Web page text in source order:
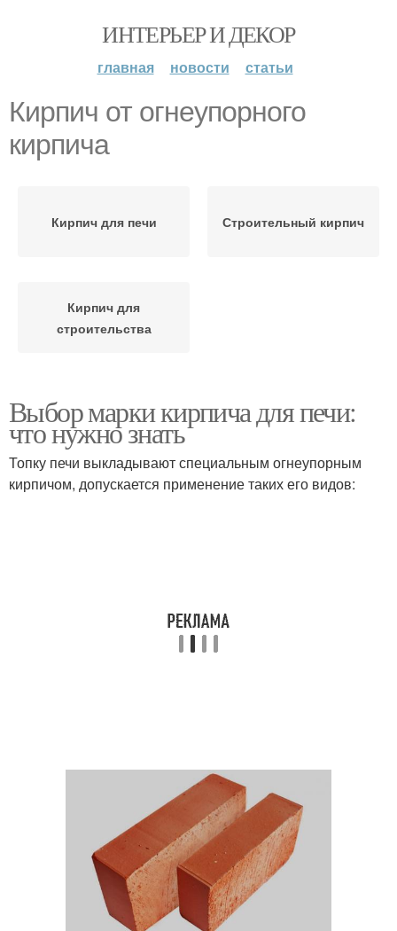
ИНТЕРЬЕР И ДЕКОР
главная новости статьи
Кирпич от огнеупорного
кирпича
Кирпич для печи Строительный кирпич
Кирпич для
строительства
Выбор марки кирпича для печи:
что нужно знать
Топку печи выкладывают специальным огнеупорным
кирпичом, допускается применение таких его видов: